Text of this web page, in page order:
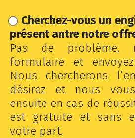
Cherchez-vous un
présent antre notre
Pas de problème,
formulaire et
Nous chercherons
désirez et nous
ensuite en cas de
est gratuite et sans
votre part.